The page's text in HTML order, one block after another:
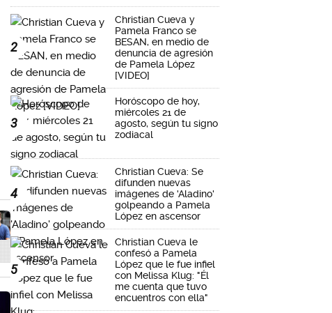
2
Christian Cueva y
Pamela Franco se
BESAN, en medio de
denuncia de agresión
de Pamela López
[VIDEO]
3
Horóscopo de hoy,
miércoles 21 de
agosto, según tu signo
zodiacal
4
Christian Cueva: Se
difunden nuevas
imágenes de 'Aladino'
golpeando a Pamela
López en ascensor
5
Christian Cueva le
confesó a Pamela
López que le fue infiel
con Melissa Klug: "Él
me cuenta que tuvo
encuentros con ella"